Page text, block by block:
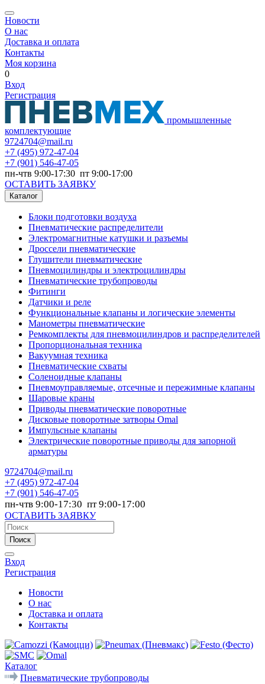
Новости
О нас
Доставка и оплата
Контакты
Моя корзина
0
Вход
Регистрация
промышленные
комплектующие
9724704@mail.ru
+7 (495) 972-47-04
+7 (901) 546-47-05
пн-чтв 9:00-17:30 пт 9:00-17:00
ОСТАВИТЬ ЗАЯВКУ
Каталог
Блоки подготовки воздуха
Пневматические распределители
Электромагнитные катушки и разъемы
Дроссели пневматические
Глушители пневматические
Пневмоцилиндры и электроцилиндры
Пневматические трубопроводы
Фитинги
Датчики и реле
Функциональные клапаны и логические элементы
Манометры пневматические
Ремкомплекты для пневмоцилиндров и распределителей
Пропорциональная техника
Вакуумная техника
Пневматические схваты
Соленоидные клапаны
Пневмоуправляемые, отсечные и пережимные клапаны
Шаровые краны
Приводы пневматические поворотные
Дисковые поворотные затворы Omal
Импульсные клапаны
Электрические поворотные приводы для запорной
арматуры
9724704@mail.ru
+7 (495) 972-47-04
+7 (901) 546-47-05
пн-чтв 9:00-17:30 пт 9:00-17:00
ОСТАВИТЬ ЗАЯВКУ
Поиск
Вход
Регистрация
Новости
О нас
Доставка и оплата
Контакты
Каталог
Пневматические трубопроводы